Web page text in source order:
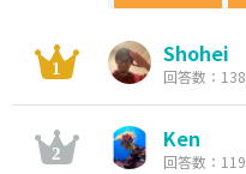
Shohei
回答数：138
Ken
回答数：119